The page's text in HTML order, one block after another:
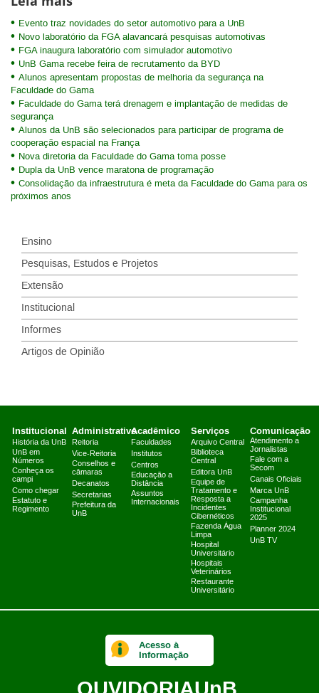
Evento traz novidades do setor automotivo para a UnB
Novo laboratório da FGA alavancará pesquisas automotivas
FGA inaugura laboratório com simulador automotivo
UnB Gama recebe feira de recrutamento da BYD
Alunos apresentam propostas de melhoria da segurança na
Faculdade do Gama
Faculdade do Gama terá drenagem e implantação de medidas de
segurança
Alunos da UnB são selecionados para participar de programa de
cooperação espacial na França
Nova diretoria da Faculdade do Gama toma posse
Dupla da UnB vence maratona de programação
Consolidação da infraestrutura é meta da Faculdade do Gama para os
próximos anos
Ensino
Pesquisas, Estudos e Projetos
Extensão
Institucional
Informes
Artigos de Opinião
Institucional
História da UnB
UnB em
Números
Conheça os
campi
Como chegar
Estatuto e
Regimento
Administrativo
Reitoria
Vice-Reitoria
Conselhos e
câmaras
Decanatos
Secretarias
Prefeitura da
UnB
Acadêmico
Faculdades
Institutos
Centros
Educação a
Distância
Assuntos
Internacionais
Serviços
Arquivo Central
Biblioteca
Central
Editora UnB
Equipe de
Tratamento e
Resposta a
Incidentes
Cibernéticos
Fazenda Água
Limpa
Hospital
Universitário
Hospitais
Veterinários
Restaurante
Universitário
Comunicação
Atendimento a
Jornalistas
Fale com a
Secom
Canais Oficiais
Marca UnB
Campanha
Institucional
2025
Planner 2024
UnB TV
Acesso à
Informação